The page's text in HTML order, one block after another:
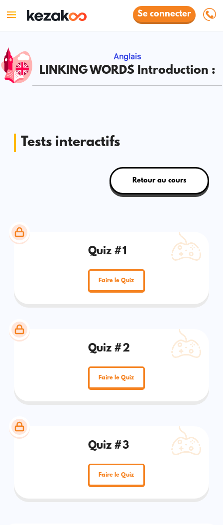
Se connecter
Anglais
LINKING WORDS Introduction :
Tests interactifs
Retour au cours
Quiz #1
Faire le Quiz
Quiz #2
Faire le Quiz
Quiz #3
Faire le Quiz